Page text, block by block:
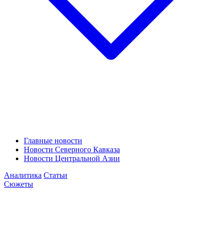
Главные новости
Новости Северного Кавказа
Новости Центральной Азии
Аналитика Статьи
Сюжеты